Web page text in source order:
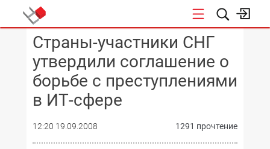
КОНФЕРЕНЦИИ
Страны-участники СНГ
утвердили соглашение о
борьбе с преступлениями
в ИТ-сфере
12:20 19.09.2008 1291 прочтение